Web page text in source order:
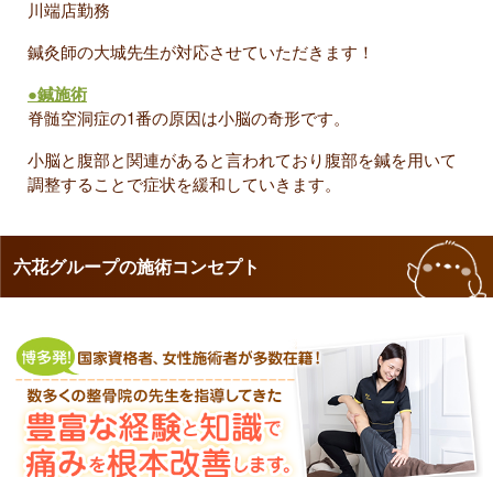
川端店勤務
鍼灸師の大城先生が対応させていただきます！
●鍼施術
脊髄空洞症の1番の原因は小脳の奇形です。
小脳と腹部と関連があると言われており腹部を鍼を用いて
調整することで症状を緩和していきます。
六花グループの施術コンセプト